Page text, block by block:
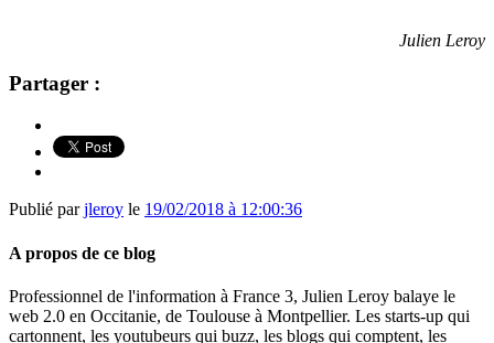
Julien Leroy
Partager :
Publié parjleroy le 19/02/2018 à 12:00:36
A propos de ce blog
Professionnel de l'information à France 3, Julien Leroy balaye le
web 2.0 en Occitanie, de Toulouse à Montpellier. Les starts-up qui
cartonnent, les youtubeurs qui buzz, les blogs qui comptent, les